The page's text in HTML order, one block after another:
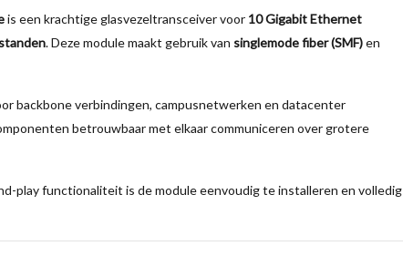
is een krachtige glasvezeltransceiver voor 10 Gigabit Ethernet
. Deze module maakt gebruik van singlemode fiber (SMF)en
backbone verbindingen, campusnetwerken en datacenter
betrouwbaar met elkaar communiceren over grotere
play functionaliteit is de module eenvoudig te installeren en volledig